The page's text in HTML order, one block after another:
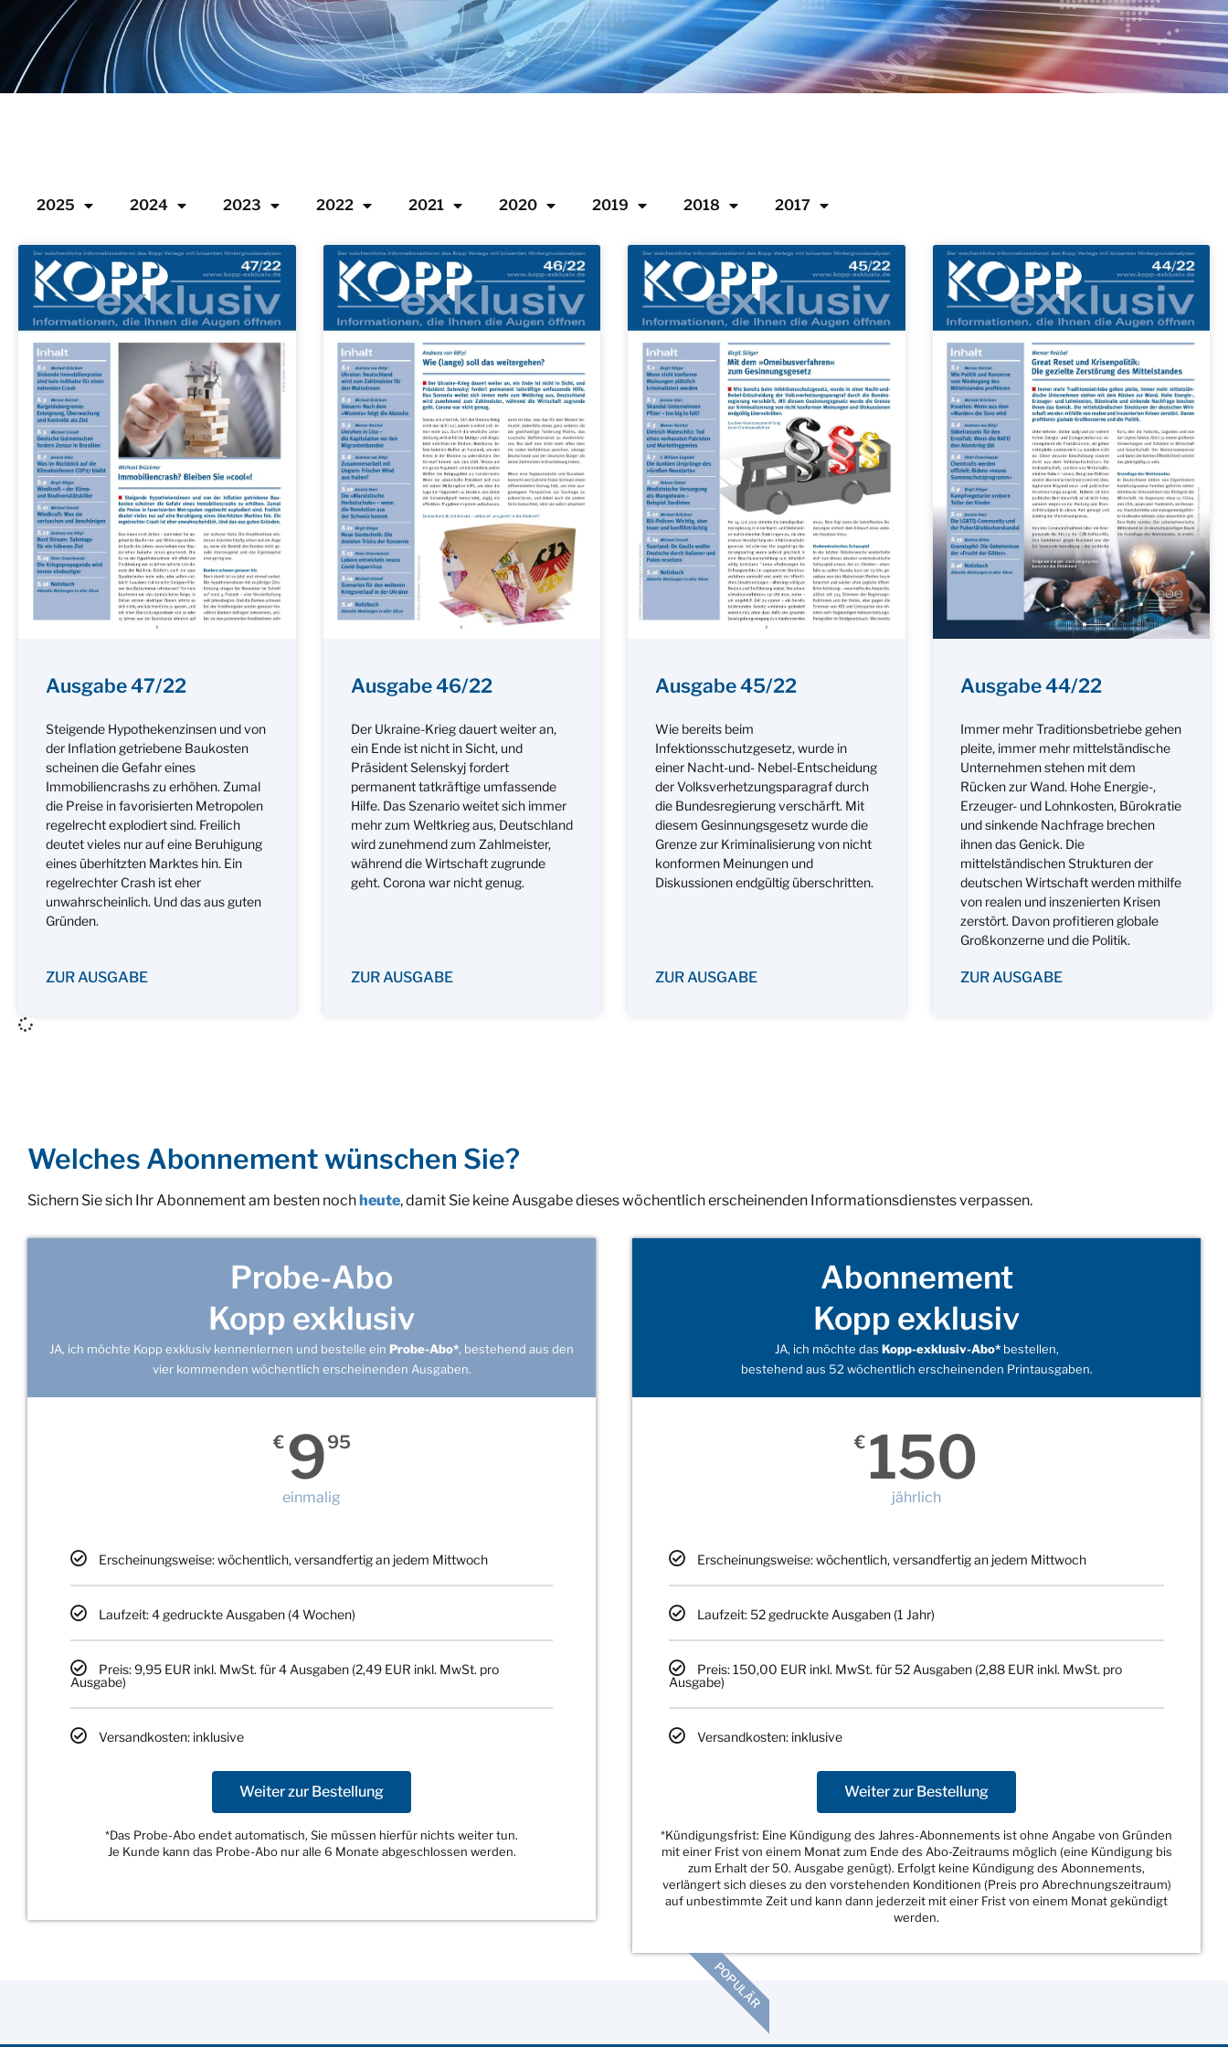
2025 2024 2023 2022 2021 2020 2019 2018 2017
Ausgabe 47/22
Steigende Hypothekenzinsen und von
der Inflation getriebene Baukosten
scheinen die Gefahr eines
Immobiliencrashs zu erhöhen. Zumal
die Preise in favorisierten Metropolen
regelrecht explodiert sind. Freilich
deutet vieles nur auf eine Beruhigung
eines überhitzten Marktes hin. Ein
regelrechter Crash ist eher
unwahrscheinlich. Und das aus guten
Gründen.
ZUR AUSGABE
Ausgabe 46/22
Der Ukraine-Krieg dauert weiter an,
ein Ende ist nicht in Sicht, und
Präsident Selenskyj fordert
permanent tatkräftige umfassende
Hilfe. Das Szenario weitet sich immer
mehr zum Weltkrieg aus, Deutschland
wird zunehmend zum Zahlmeister,
während die Wirtschaft zugrunde
geht. Corona war nicht genug.
ZUR AUSGABE
Ausgabe 45/22
Wie bereits beim
Infektionsschutzgesetz, wurde in
einer Nacht-und- Nebel-Entscheidung
der Volksverhetzungsparagraf durch
die Bundesregierung verschärft. Mit
diesem Gesinnungsgesetz wurde die
Grenze zur Kriminalisierung von nicht
konformen Meinungen und
Diskussionen endgültig überschritten.
ZUR AUSGABE
Ausgabe 44/22
Immer mehr Traditionsbetriebe gehen
pleite, immer mehr mittelständische
Unternehmen stehen mit dem
Rücken zur Wand. Hohe Energie-,
Erzeuger- und Lohnkosten, Bürokratie
und sinkende Nachfrage brechen
ihnen das Genick. Die
mittelständischen Strukturen der
deutschen Wirtschaft werden mithilfe
von realen und inszenierten Krisen
zerstört. Davon profitieren globale
Großkonzerne und die Politik.
ZUR AUSGABE
Welches Abonnement wünschen Sie?
Sichern Sie sich Ihr Abonnement am besten nochheute, damit Sie keine Ausgabe dieses wöchentlich erscheinenden Informationsdienstes verpassen.
Probe-Abo
Kopp exklusiv
JA, ich möchte Kopp exklusiv kennenlernen und bestelle ein Probe-Abo*, bestehend aus den
vier kommenden wöchentlich erscheinenden Ausgaben.
€ 995
einmalig
Erscheinungsweise: wöchentlich, versandfertig an jedem Mittwoch
Laufzeit: 4 gedruckte Ausgaben (4 Wochen)
Preis: 9,95 EUR inkl. MwSt. für 4 Ausgaben (2,49 EUR inkl. MwSt. pro
Ausgabe)
Versandkosten: inklusive
Weiter zur Bestellung
*Das Probe-Abo endet automatisch, Sie müssen hierfür nichts weiter tun.
Je Kunde kann das Probe-Abo nur alle 6 Monate abgeschlossen werden.
Abonnement
Kopp exklusiv
JA, ich möchte das Kopp-exklusiv-Abo*bestellen,
bestehend aus 52 wöchentlich erscheinenden Printausgaben.
€ 150
jährlich
Erscheinungsweise: wöchentlich, versandfertig an jedem Mittwoch
Laufzeit: 52 gedruckte Ausgaben (1 Jahr)
Preis: 150,00 EUR inkl. MwSt. für 52 Ausgaben (2,88 EUR inkl. MwSt. pro
Ausgabe)
Versandkosten: inklusive
Weiter zur Bestellung
*Kündigungsfrist: Eine Kündigung des Jahres-Abonnements ist ohne Angabe von Gründen
mit einer Frist von einem Monat zum Ende des Abo-Zeitraums möglich (eine Kündigung bis
zum Erhalt der 50. Ausgabe genügt). Erfolgt keine Kündigung des Abonnements,
verlängert sich dieses zu den vorstehenden Konditionen (Preis pro Abrechnungszeitraum)
auf unbestimmte Zeit und kann dann jederzeit mit einer Frist von einem Monat gekündigt
werden.
POPULÄR